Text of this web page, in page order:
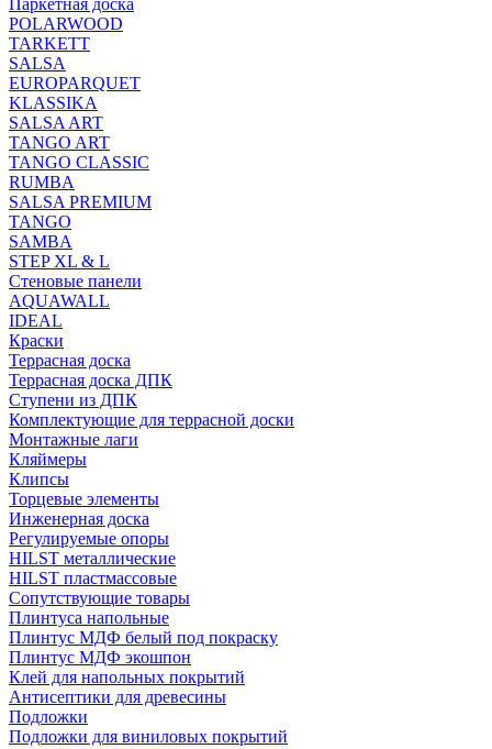
Паркетная доска
POLARWOOD
TARKETT
SALSA
EUROPARQUET
KLASSIKA
SALSA ART
TANGO ART
TANGO CLASSIC
RUMBA
SALSA PREMIUM
TANGO
SAMBA
STEP XL & L
Стеновые панели
AQUAWALL
IDEAL
Краски
Террасная доска
Террасная доска ДПК
Ступени из ДПК
Комплектующие для террасной доски
Монтажные лаги
Кляймеры
Клипсы
Торцевые элементы
Инженерная доска
Регулируемые опоры
HILST металлические
HILST пластмассовые
Сопутствующие товары
Плинтуса напольные
Плинтус МДФ белый под покраску
Плинтус МДФ экошпон
Клей для напольных покрытий
Антисептики для древесины
Подложки
Подложки для виниловых покрытий